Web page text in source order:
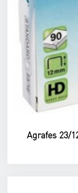
Agrafes 23/